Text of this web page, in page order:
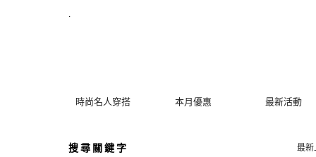
.
時尚名人穿搭 本月優惠 最新活動
搜尋關鍵字 最新